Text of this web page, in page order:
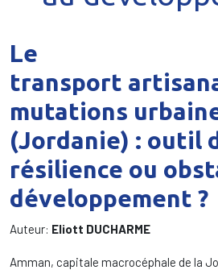
Le
transport
mutations
(Jordanie) : outil
résilience ou
développement ?
Auteur: Eliott DUCHARME
Amman, capitale macrocéphale de la